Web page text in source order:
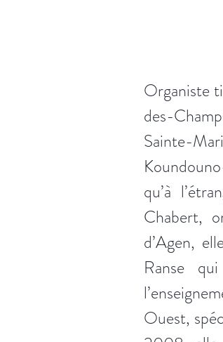
Organiste
des-
Sainte-
qu’à
Chabert,
d’Agen,
Ranse
Ouest,